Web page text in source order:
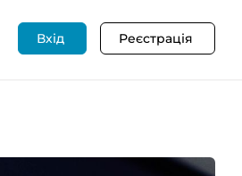
Вхід Реєстрація